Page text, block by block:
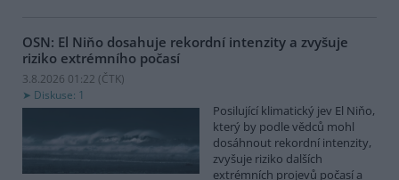
OSN: El Niňo dosahuje rekordní intenzity a zvyšuje
riziko extrémního počasí
3.8.2026 01:22 (ČTK)
Diskuse: 1
Posilující klimatický jev El Niňo,
který by podle vědců mohl
dosáhnout rekordní intenzity,
zvyšuje riziko dalších
extrémních projevů počasí a